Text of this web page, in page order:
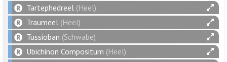
Tartephedreel (Heel)
Traumeel (Heel)
Tussioban (Schwabe)
Ubichinon Compositum (Heel)